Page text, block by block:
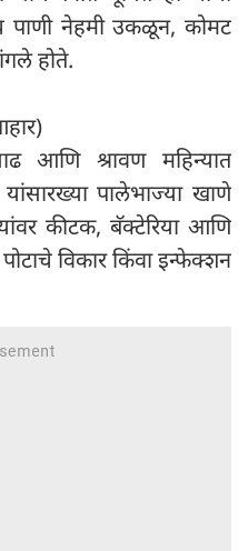
नेहमी उकळून, कोमट
होते.
आणि श्रावण महिन्यात
पालेभाज्या खाणे
कीटक, बॅक्टेरिया आणि
विकार किंवा इन्फेक्शन